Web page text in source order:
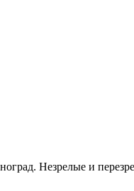
Незрелые и